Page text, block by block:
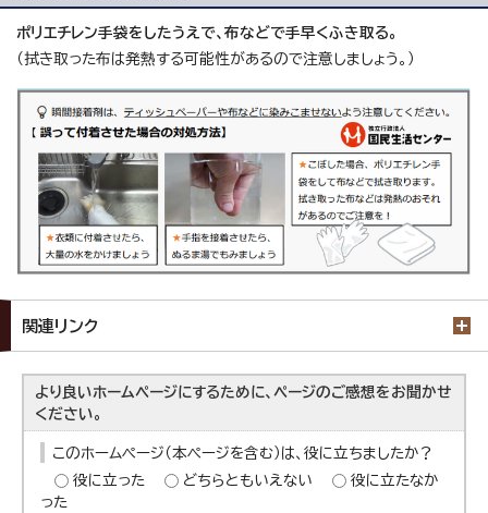
ポリエチレン手袋をしたうえで、布などで手早くふき取る。
（拭き取った布は発熱する可能性があるので注意しましょう。）
関連リンク
より良いホームページにするために、ページのご感想をお聞かせ
ください。
このホームページ（本ページを含む）は、役に立ちましたか？
役に立った
どちらともいえない
役に立たなか
った